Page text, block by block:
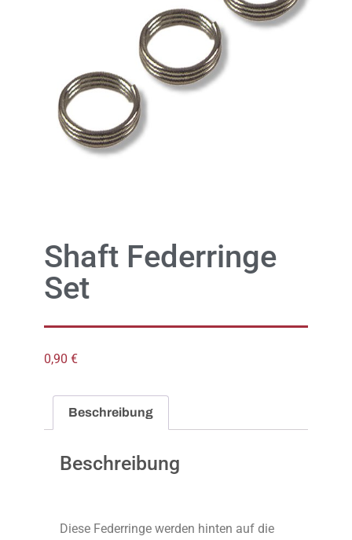
Shaft Federringe
Set
0,90 €
Beschreibung
Beschreibung
Diese Federringe werden hinten auf die